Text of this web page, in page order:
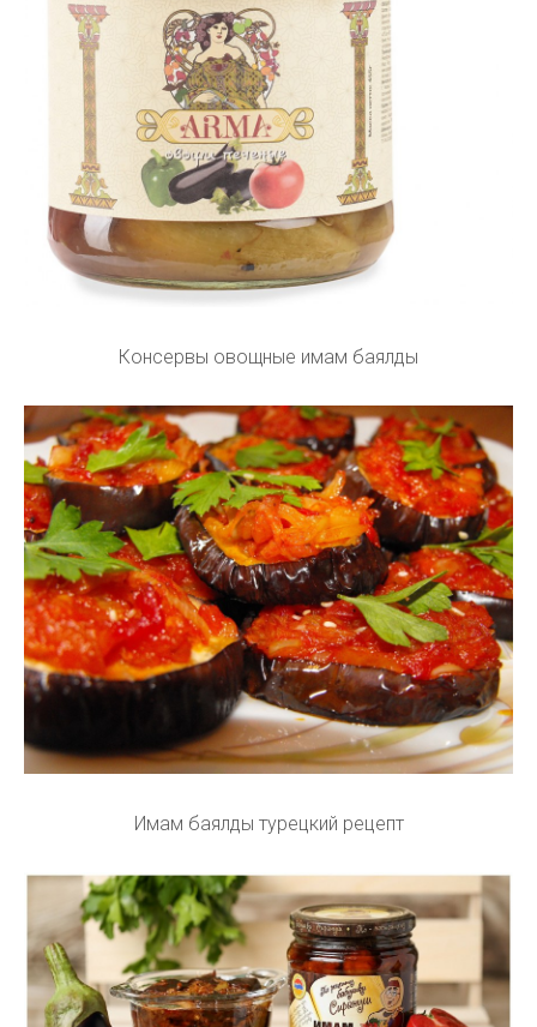
Консервы овощные имам баялды
Имам баялды турецкий рецепт